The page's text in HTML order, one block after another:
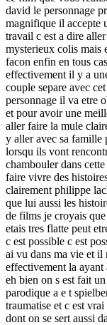
david le personnage
magnifique il accepte
travail c est a dire
mysterieux colis mais
facon enfin en tous
effectivement il y a
couple separe avec
personnage il va etre
et pour avoir une
aller faire la mule
y aller avec sa famille
lorsqu ils vont
chambouler dans
faire vivre des
clairement philippe
que lui aussi les
de films je croyais
etais tres flatte peut
c est possible c est
ai vu dans ma vie et il
effectivement la ayant
eh bien on s est fait
parodique a e t
traumatise et c est
dont on se sert aussi